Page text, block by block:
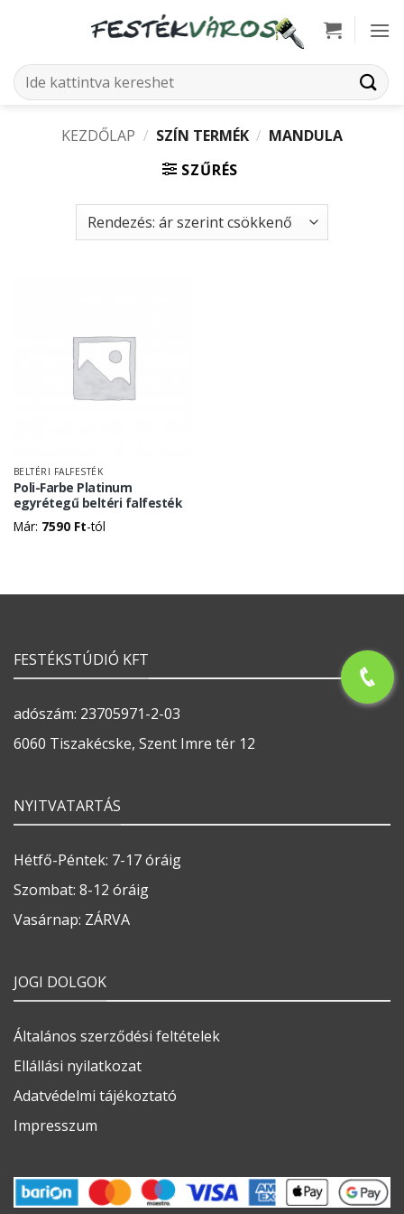
Keresés
a
KEZDŐLAP / SZÍN TERMÉK / MANDULA
SZŰRÉS
BELTÉRI FALFESTÉK
Poli-Farbe Platinum
egyrétegű beltéri falfesték
Már: 7590 Ft-tól
FESTÉKSTÚDIÓ KFT
adószám: 23705971-2-03
6060 Tiszakécske, Szent Imre tér 12
NYITVATARTÁS
Hétfő-Péntek: 7-17 óráig
Szombat: 8-12 óráig
Vasárnap: ZÁRVA
JOGI DOLGOK
Általános szerződési feltételek
Ellállási nyilatkozat
Adatvédelmi tájékoztató
Impresszum